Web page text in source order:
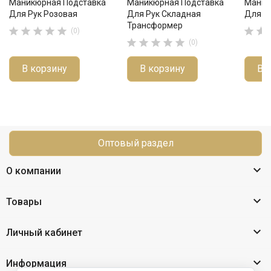
Маникюрная Подставка
Для Рук Розовая
     (0)
В корзину
Маникюрная Подставка
Для Рук Складная
Трансформер
     (0)
В корзину
Для
 
В
Оптовый раздел
О компании 
Товары 
Личный кабинет 
Информация 